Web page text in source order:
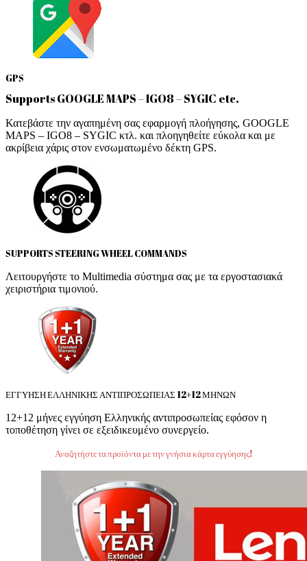
GPS
Supports GOOGLE MAPS – IGO8 – SYGIC etc.
Κατεβάστε την αγαπημένη σας εφαρμογή πλοήγησης, GOOGLE
MAPS – IGO8 – SYGIC κτλ. και πλοηγηθείτε εύκολα και με
ακρίβεια χάρις στον ενσωματωμένο δέκτη GPS.
SUPPORTS STEERING WHEEL COMMANDS
Λειτουργήστε το Multimedia σύστημα σας με τα εργοστασιακά
χειριστήρια τιμονιού.
ΕΓΓΥΗΣΗ ΕΛΛΗΝΙΚΗΣ ΑΝΤΙΠΡΟΣΩΠΕΙΑΣ 12+12 ΜΗΝΩΝ
12+12 μήνες εγγύηση Ελληνικής αντιπροσωπείας εφόσον η
τοποθέτηση γίνει σε εξειδικευμένο συνεργείο.
Αναζητήστε τα προϊόντα με την γνήσια κάρτα εγγύησης!